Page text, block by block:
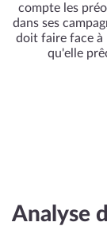
compte les
dans ses
doit faire face à
qu'elle
Analyse